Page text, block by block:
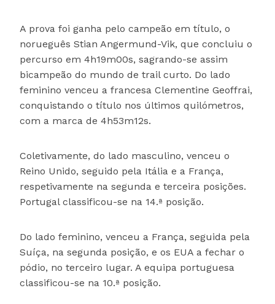
A prova foi ganha pelo campeão em título, o
norueguês Stian Angermund-Vik, que concluiu o
percurso em 4h19m00s, sagrando-se assim
bicampeão do mundo de trail curto. Do lado
feminino venceu a francesa Clementine Geoffrai,
conquistando o título nos últimos quilómetros,
com a marca de 4h53m12s.
Coletivamente, do lado masculino, venceu o
Reino Unido, seguido pela Itália e a França,
respetivamente na segunda e terceira posições.
Portugal classificou-se na 14.ª posição.
Do lado feminino, venceu a França, seguida pela
Suíça, na segunda posição, e os EUA a fechar o
pódio, no terceiro lugar. A equipa portuguesa
classificou-se na 10.ª posição.